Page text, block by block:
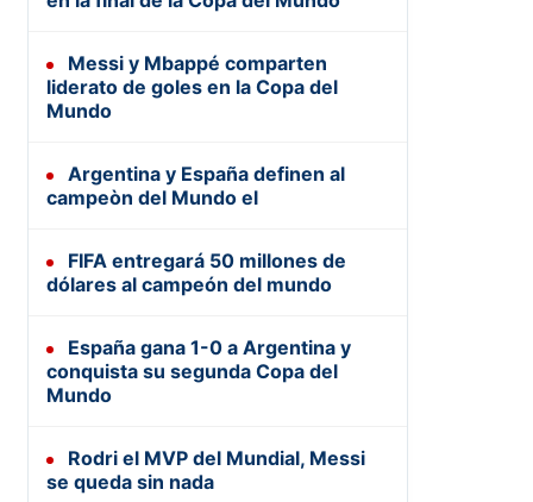
Messi y Mbappé comparten
liderato de goles en la Copa del
Mundo
Argentina y España definen al
campeòn del Mundo el
FIFA entregará 50 millones de
dólares al campeón del mundo
España gana 1-0 a Argentina y
conquista su segunda Copa del
Mundo
Rodri el MVP del Mundial, Messi
se queda sin nada